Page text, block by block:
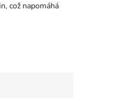
což napomáhá